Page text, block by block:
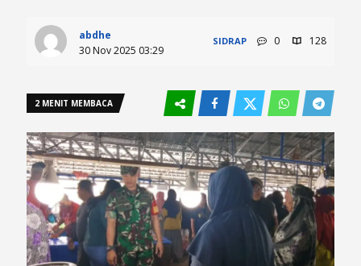
abdhe
30 Nov 2025 03:29
SIDRAP 0 128
2 MENIT MEMBACA